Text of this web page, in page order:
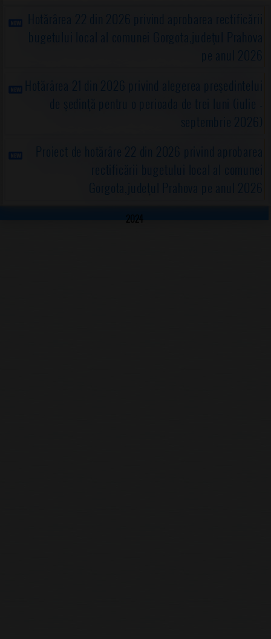
Hotărârea 22 din 2026 privind aprobarea rectificării
bugetului local al comunei Gorgota,judeţul Prahova
pe anul 2026
Hotărârea 21 din 2026 privind alegerea preşedintelui
de şedinţă pentru o perioada de trei luni (iulie -
septembrie 2026)
Proiect de hotărâre 22 din 2026 privind aprobarea
rectificării bugetului local al comunei
Gorgota,judeţul Prahova pe anul 2026
2024